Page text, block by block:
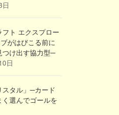
フト エクスプロー
がはびこる前に
つけ出す協力型─
日
スタル」─カード
選んでゴールを